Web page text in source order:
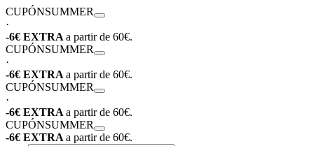
CUPÓNSUMMER
·
-6€ EXTRA a partir de 60€.
CUPÓNSUMMER
·
-6€ EXTRA a partir de 60€.
CUPÓNSUMMER
·
-6€ EXTRA a partir de 60€.
CUPÓNSUMMER
-6€ EXTRA a partir de 60€.